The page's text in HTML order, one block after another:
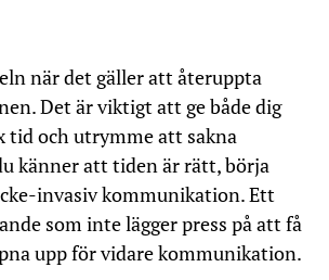
när det gäller att återuppta
Det är viktigt att ge både dig
tid och utrymme att sakna
känner att tiden är rätt, börja
invasiv kommunikation. Ett
som inte lägger press på att få
upp för vidare kommunikation.